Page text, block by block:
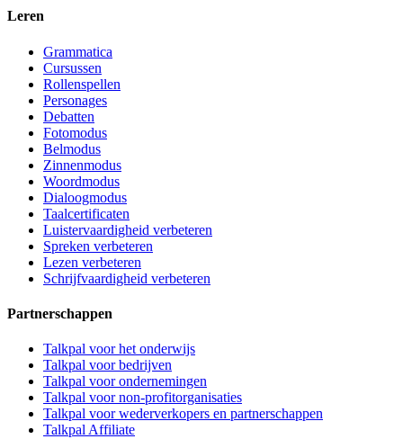
Leren
Grammatica
Cursussen
Rollenspellen
Personages
Debatten
Fotomodus
Belmodus
Zinnenmodus
Woordmodus
Dialoogmodus
Taalcertificaten
Luistervaardigheid verbeteren
Spreken verbeteren
Lezen verbeteren
Schrijfvaardigheid verbeteren
Partnerschappen
Talkpal voor het onderwijs
Talkpal voor bedrijven
Talkpal voor ondernemingen
Talkpal voor non-profitorganisaties
Talkpal voor wederverkopers en partnerschappen
Talkpal Affiliate